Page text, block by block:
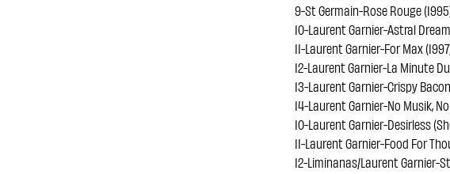
9-St Germain-Rose Rouge
10-Laurent Garnier-Astral
11-Laurent Garnier-For Max
12-Laurent Garnier-La Minute
13-Laurent Garnier-Crispy
14-Laurent Garnier-No Musik,
10-Laurent Garnier-Desirless
11-Laurent Garnier-Food For
12-Liminanas/Laurent Garnier-